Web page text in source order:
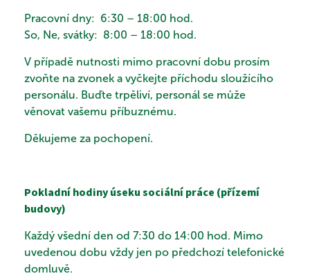
KONTAKTY
PROHLÍDKA
VYHLEDÁVÁNÍ
Pracovní dny: 6:30 – 18:00 hod.
So, Ne, svátky: 8:00 – 18:00 hod.
V případě nutnosti mimo pracovní dobu prosím
zvoňte na zvonek a vyčkejte příchodu sloužícího
personálu. Buďte trpěliví, personál se může
věnovat vašemu příbuznému.
Děkujeme za pochopení.
Pokladní hodiny úseku sociální práce (přízemí
budovy)
Každý všední den od 7:30 do 14:00 hod. Mimo
uvedenou dobu vždy jen po předchozí telefonické
domluvě.